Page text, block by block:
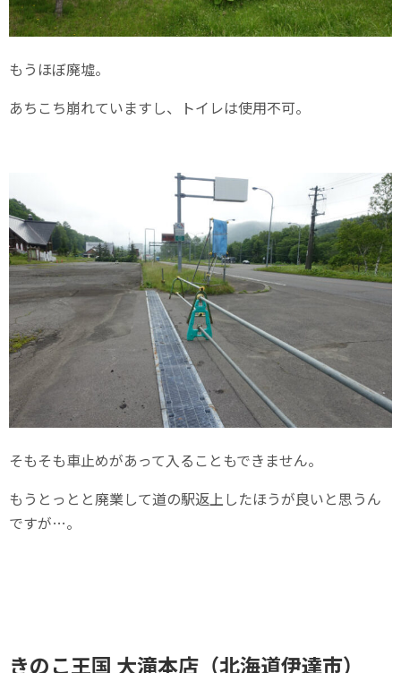
もうほぼ廃墟。
あちこち崩れていますし、トイレは使用不可。
そもそも車止めがあって入ることもできません。
もうとっとと廃業して道の駅返上したほうが良いと思うん
ですが…。
きのこ王国 大滝本店（北海道伊達市）